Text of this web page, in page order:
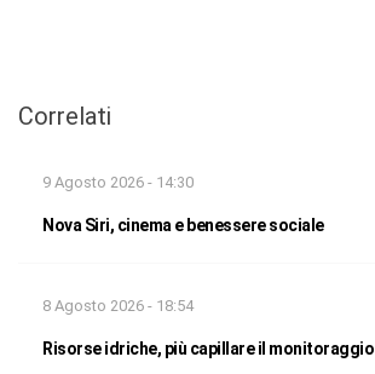
Correlati
9 Agosto 2026 - 14:30
Nova Siri, cinema e benessere sociale
8 Agosto 2026 - 18:54
Risorse idriche, più capillare il monitoraggio